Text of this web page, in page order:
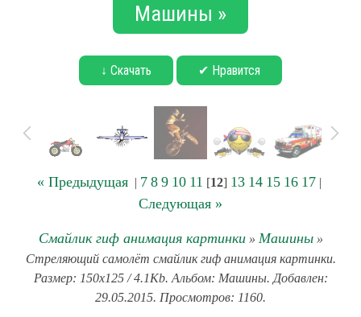
Машины »
↓ Скачать ✔ Нравится
« Предыдущая| 7 8 9 10 11 [12] 13 14 15 16 17|
Следующая »
Смайлик гиф анимация картинки» Машины»
Стреляющий самолёт смайлик гиф анимация картинки.
Размер: 150x125 / 4.1Kb. Альбом: Машины. Добавлен:
29.05.2015. Просмотров: 1160.